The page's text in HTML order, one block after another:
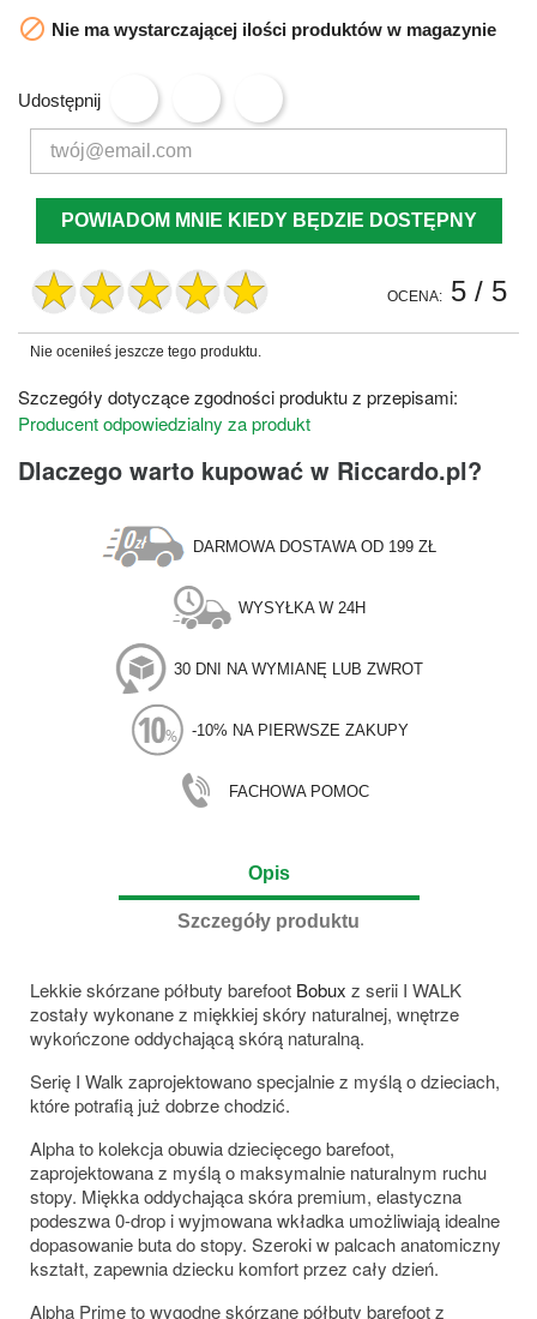
 Nie ma wystarczającej ilości produktów w magazynie
Udostępnij
POWIADOM MNIE KIEDY BĘDZIE DOSTĘPNY
OCENA: 5 / 5
Nie oceniłeś jeszcze tego produktu.
Szczegóły dotyczące zgodności produktu z przepisami:
Producent odpowiedzialny za produkt
Dlaczego warto kupować w Riccardo.pl?
DARMOWA DOSTAWA OD 199 ZŁ
WYSYŁKA W 24H
30 DNI NA WYMIANĘ LUB ZWROT
-10% NA PIERWSZE ZAKUPY
FACHOWA POMOC
Opis
Szczegóły produktu
Lekkie skórzane półbuty barefoot Bobux z serii I WALK
zostały wykonane z miękkiej skóry naturalnej, wnętrze
wykończone oddychającą skórą naturalną.
Serię I Walk zaprojektowano specjalnie z myślą o dzieciach,
które potrafią już dobrze chodzić.
Alpha to kolekcja obuwia dziecięcego barefoot,
zaprojektowana z myślą o maksymalnie naturalnym ruchu
stopy. Miękka oddychająca skóra premium, elastyczna
podeszwa 0-drop i wyjmowana wkładka umożliwiają idealne
dopasowanie buta do stopy. Szeroki w palcach anatomiczny
kształt, zapewnia dziecku komfort przez cały dzień.
Alpha Prime to wygodne skórzane półbuty barefoot z